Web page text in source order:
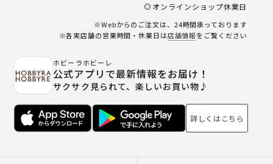
オンラインショップ休業日
※Webからのご注文は、24時間承っております
※各実店舗の営業時間・休業日は店舗情報をご覧ください
ホビーラホビーレ
公式アプリで最新情報をお届け！
サクサク見られて、楽しいお買い物♪
詳しくはこちら